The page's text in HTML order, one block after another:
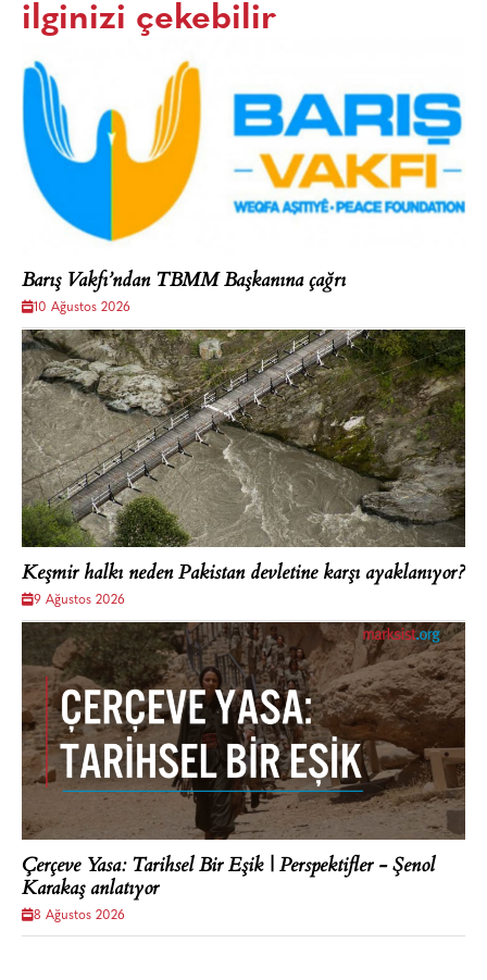
ilginizi çekebilir
Barış Vakfı’ndan TBMM Başkanına çağrı
10 Ağustos 2026
Keşmir halkı neden Pakistan devletine karşı ayaklanıyor?
9 Ağustos 2026
Çerçeve Yasa: Tarihsel Bir Eşik | Perspektifler - Şenol
Karakaş anlatıyor
8 Ağustos 2026